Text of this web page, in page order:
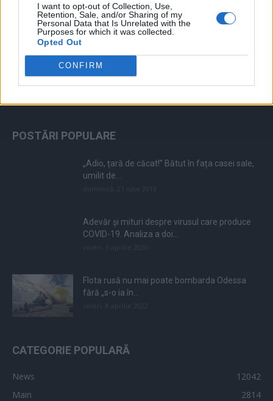
I want to opt-out of Collection, Use,
Retention, Sale, and/or Sharing of my
Personal Data that Is Unrelated with the
Purposes for which it was collected.
Opted Out
CONFIRM
POSTĂRI POPULARE
„Adio, țară de căcat!” Bătut în fața casei sale,
umilit de...
Adevăr și mituri despre virusul care produce
COVID-19. Analiza a doi...
Flota rusă nu mai poate bombarda Odessa
fără „s-o ia în...
CATEGORIE POPULARĂ
News
12042
Main
2814